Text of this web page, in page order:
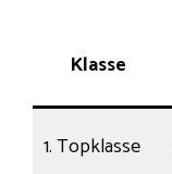
Klasse
1. Topklasse